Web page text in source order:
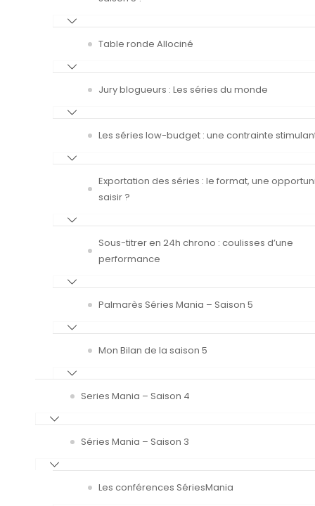
Table ronde Allociné
Jury blogueurs : Les séries du monde
Les séries low-budget : une contrainte
Exportation des séries : le format, une
saisir ?
Sous-titrer en 24h chrono : coulisses d’une
performance
Palmarès Séries Mania – Saison 5
Mon Bilan de la saison 5
Series Mania – Saison 4
Séries Mania – Saison 3
Les conférences SériesMania